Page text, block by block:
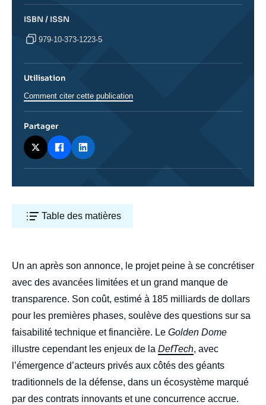
Table des matières
body
Un an après son annonce, le projet peine à se concrétiser
avec des avancées limitées et un grand manque de
transparence. Son coût, estimé à 185 milliards de dollars
pour les premières phases, soulève des questions sur sa
faisabilité technique et financière. Le Golden Dome
illustre cependant les enjeux de la DefTech, avec
l’émergence d’acteurs privés aux côtés des géants
traditionnels de la défense, dans un écosystème marqué
par des contrats innovants et une concurrence accrue.
ISBN / ISSN
979-10-373-1223-5
Utilisation
Comment citer cette publication
Partager